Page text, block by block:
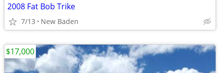
2008 Fat Bob Trike
7/13 New Baden
$17,000